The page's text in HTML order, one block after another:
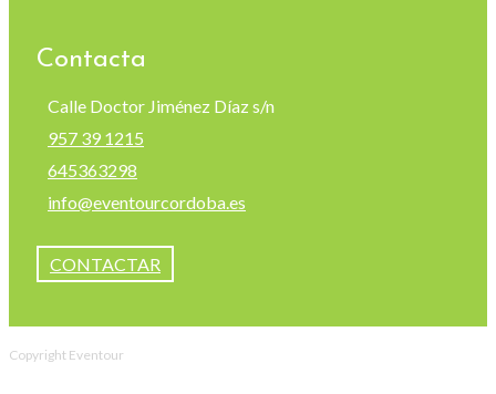
Contacta
Calle Doctor Jiménez Díaz s/n
957 39 1215
645363298
info@eventourcordoba.es
CONTACTAR
Copyright Eventour